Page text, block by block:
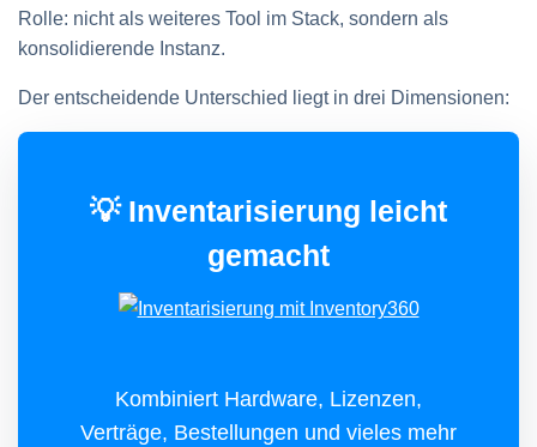
Rolle: nicht als weiteres Tool im Stack, sondern als
konsolidierende Instanz.
Der entscheidende Unterschied liegt in drei Dimensionen:
💡 Inventarisierung leicht
gemacht
Kombiniert Hardware, Lizenzen,
Verträge, Bestellungen und vieles mehr